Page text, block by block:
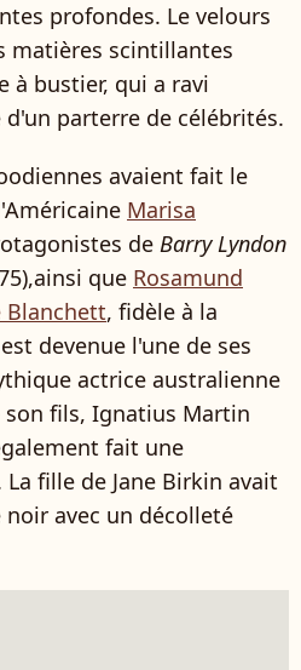
profondes. Le velours
matières scintillantes
à bustier, qui a ravi
parterre de célébrités.
avaient fait le
Marisa
de Barry Lyndon
que Rosamund
Blanchett, fidèle à la
devenue l'une de ses
actrice australienne
fils, Ignatius Martin
fait une
fille de Jane Birkin avait
avec un décolleté